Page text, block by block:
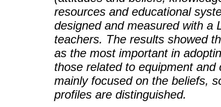
resources and educational
designed and measured with a
teachers. The results showed
as the most important in
those related to equipment
mainly focused on the beliefs,
profiles are distinguished.